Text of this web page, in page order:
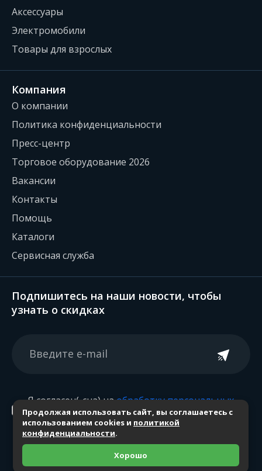
Продолжая использовать сайт, вы соглашаетесь с
использованием cookies и политикой
конфиденциальности.
Хорошо
Аксессуары
Электромобили
Товары для взрослых
Компания
О компании
Политика конфиденциальности
Пресс-центр
Торговое оборудование 2026
Вакансии
Контакты
Помощь
Каталоги
Сервисная служба
Подпишитесь на наши новости, чтобы
узнать о скидках
Я согласен(-сна) наобработку персональных
данных